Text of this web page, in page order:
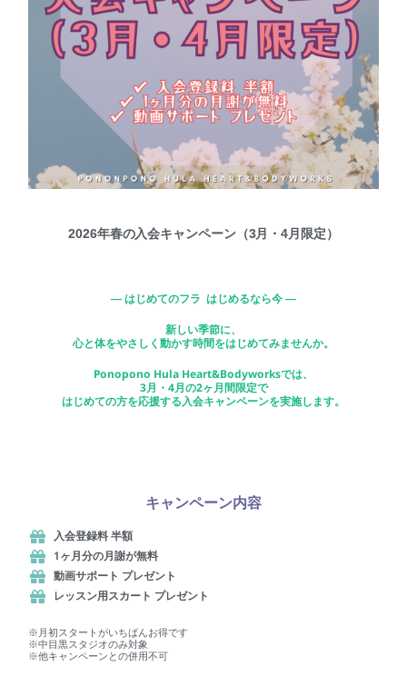
2026年春の入会キャンペーン（3月・4月限定）
― はじめてのフラ はじめるなら今 ―
新しい季節に、
心と体をやさしく動かす時間をはじめてみませんか。
Ponopono Hula Heart&Bodyworksでは、
3月・4月の2ヶ月間限定で
はじめての方を応援する入会キャンペーンを実施します。
キャンペーン内容
入会登録料 半額
1ヶ月分の月謝が無料
動画サポート プレゼント
レッスン用スカート プレゼント
※月初スタートがいちばんお得です
※中目黒スタジオのみ対象
※他キャンペーンとの併用不可